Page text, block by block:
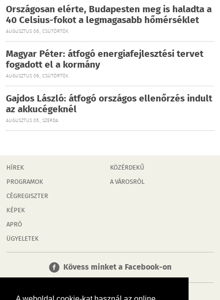
Országosan elérte, Budapesten meg is haladta a
40 Celsius-fokot a legmagasabb hőmérséklet
AUGUSZTUS 06., CSÜTÖRTÖK
Magyar Péter: átfogó energiafejlesztési tervet
fogadott el a kormány
AUGUSZTUS 06., CSÜTÖRTÖK
Gajdos László: átfogó országos ellenőrzés indult
az akkucégeknél
AUGUSZTUS 05., SZERDA
HÍREK
PROGRAMOK
CÉGREGISZTER
KÉPEK
APRÓ
ÜGYELETEK
KÖZÉRDEKŰ
A VÁROSRÓL
Kövess minket a Facebook-on